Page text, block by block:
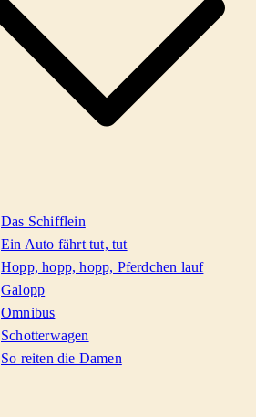
Das Schifflein
Ein Auto fährt tut, tut
Hopp, hopp, hopp, Pferdchen lauf
Galopp
Omnibus
Schotterwagen
So reiten die Damen